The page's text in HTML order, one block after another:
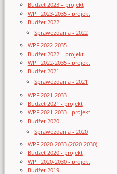
Budżet 2023 – projekt
WPF 2023-2035 - projekt
Budżet 2022
Sprawozdania - 2022
WPF 2022-2035
Budżet 2022 – projekt
WPF 2022-2035 - projekt
Budżet 2021
Sprawozdania - 2021
WPF 2021-2033
Budżet 2021 - projekt
WPF 2021-2033 - projekt
Budżet 2020
Sprawozdania - 2020
WPF 2020-2033 (2020-2030)
Budżet 2020 - projekt
WPF 2020-2030 - projekt
Budżet 2019